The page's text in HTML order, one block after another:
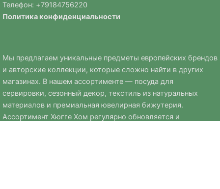
Телефон: +79184756220
Политика конфиденциальности
Мы предлагаем уникальные предметы европейских брендов
и авторские коллекции, которые сложно найти в других
магазинах. В нашем ассортименте — посуда для
сервировки, сезонный декор, текстиль из натуральных
материалов и премиальная ювелирная бижутерия.
Ассортимент Хюгге Хом регулярно обновляется и